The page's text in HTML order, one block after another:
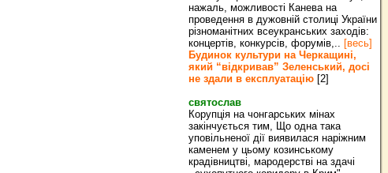
нажаль, можливості Канева на
проведення в дужовній столиці України
різноманітних всеукранських заходів:
концертів, конкурсів, форумів,.. [весь]
Будинок культури на Черкащині,
який “відкривав” Зеленський, досі
не здали в експлуатацію [2]
святослав
Корупція на чонгарських мінах
закінчується тим, Що одна така
уповільненої дії виявилася наріжним
каменем у цьому козинському
крадівництві, мародерстві на здачі